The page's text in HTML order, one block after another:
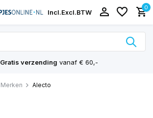
Incl.Excl.BTW
0
Gratis verzending vanaf € 60,-
Merken Alecto